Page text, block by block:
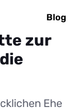
Blog
zur
Ehe